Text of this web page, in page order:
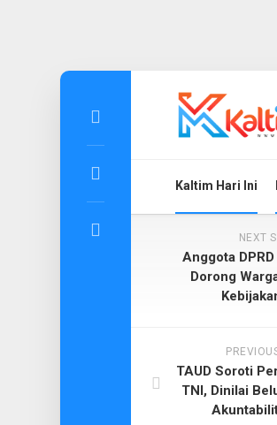
Kaltim Hari Ini
NEXT
Anggota
Dorong
TAUD Soroti
TNI, Dinilai